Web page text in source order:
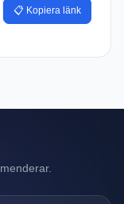
📋 Kopiera länk